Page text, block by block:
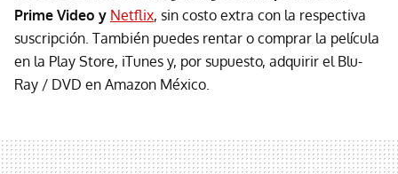
Prime Video y Netflix, sin costo extra con la respectiva
suscripción. También puedes rentar o comprar la película
en la Play Store, iTunes y, por supuesto, adquirir el Blu-
Ray / DVD en Amazon México.